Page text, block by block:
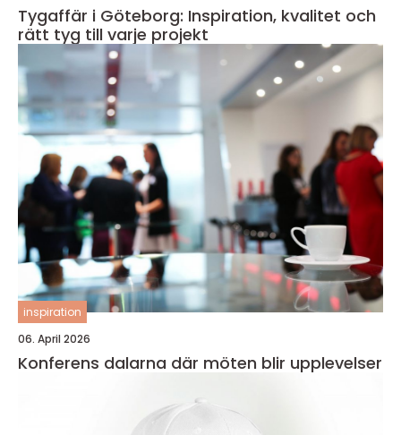
Tygaffär i Göteborg: Inspiration, kvalitet och
rätt tyg till varje projekt
inspiration
06. April 2026
Konferens dalarna där möten blir upplevelser